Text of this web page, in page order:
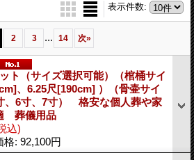
表示件数:
2 3 ... 14 次»
ト（サイズ選択可能）（棺桶サイ
、6.25尺[190cm] ）（骨壷サイ
、6寸、7寸） 格安な個人葬や家
葬儀用品
込)
格: 92,100円